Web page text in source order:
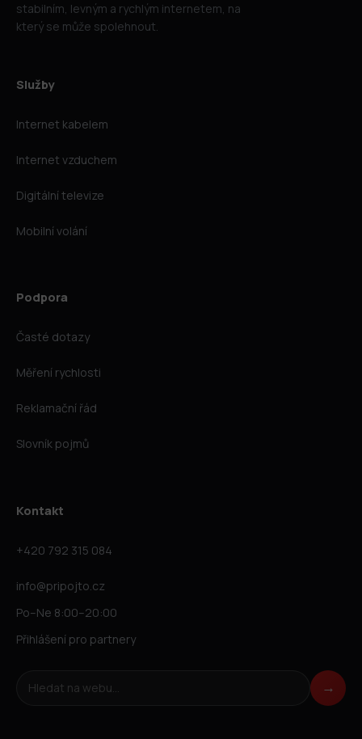
stabilním, levným a rychlým internetem, na
který se může spolehnout.
Služby
Internet kabelem
Internet vzduchem
Digitální televize
Mobilní volání
Podpora
Časté dotazy
Měření rychlosti
Reklamační řád
Slovník pojmů
Kontakt
+420 792 315 084
info@pripojto.cz
Po–Ne 8:00–20:00
Přihlášení pro partnery
Hledat na webu →